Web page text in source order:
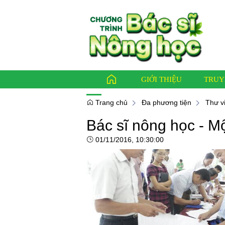
GIỚI THIỆU
Báo
Thông
Trang chủ Đa phương tiện Thư
Bác sĩ nông học -
01/11/2016, 10:30:00